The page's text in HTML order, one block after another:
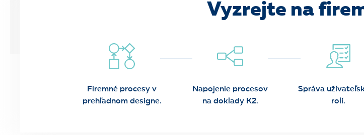
Vyzrejte na
Firemné procesy v
prehľadnom designe.
Napojenie procesov
na doklady K2.
Správa
rolí.